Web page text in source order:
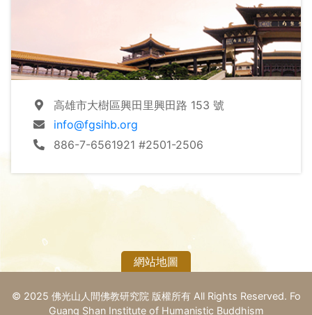
當代詮釋，而「三好」具有更強的操作性。
「人間論壇」搭配本院「人間佛教思想十堂課」12月
「人間佛教淨土觀」，收錄西北大學王雪梅教授〈論
義」，上海大學道安佛學研究中心特聘研究員李嘉
俊，考察早期瑜伽行派在思想與行持兩個方面側重於
人間性的理論和實踐。「本懷輯要」，選錄山東師範
想探析〉。
「專題連載」部分，佛光大學闞正宗教授〈台灣佛教
期刊；東京大學名譽教授末木文美士《作為思想的近
代佛教》最後一講，從研究的視角來看大乘佛教的實
高雄市大樹區興田里興田路 153 號
info@fgsihb.org
886-7-6561921 #2501-2506
網站地圖
© 2025 佛光山人間佛教研究院 版權所有 All Rights Reserved. Fo
Guang Shan Institute of Humanistic Buddhism